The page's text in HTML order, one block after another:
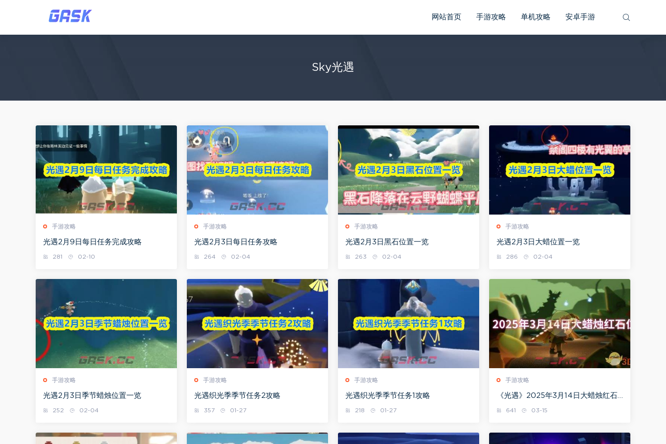
网站首页 手游攻略 单机攻略 安卓手游
Sky光遇
手游攻略
光遇2月9日每日任务完成攻略
281 02-10
手游攻略
光遇2月3日每日任务攻略
264 02-04
手游攻略
光遇2月3日黑石位置一览
263 02-04
手游攻略
光遇2月3日大蜡位置一览
286 02-04
手游攻略
光遇2月3日季节蜡烛位置一览
252 02-04
手游攻略
光遇织光季季节任务2攻略
357 01-27
手游攻略
光遇织光季季节任务1攻略
218 01-27
手游攻略
《光遇》2025年3月14日大蜡烛红石
641 03-15